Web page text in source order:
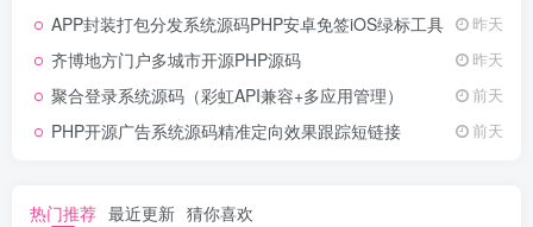
源定期更新、分类清晰、下载便
务，快来探索发现所需资源！
APP封装打包分发系统源码PHP安卓免签iOS绿标工具 昨天
齐博地方门户多城市开源PHP源码 昨天
聚合登录系统源码（彩虹API兼容+多应用管理） 前天
PHP开源广告系统源码精准定向效果跟踪短链接 前天
热门推荐 最近更新 猜你喜欢